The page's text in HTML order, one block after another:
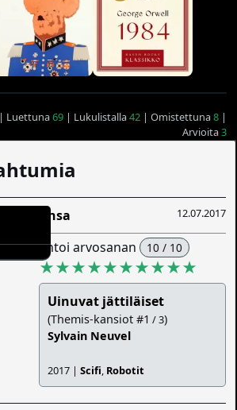
Luettuna69| Lukulistalla42| Omistettuna8|
Arvioita3
12.07.2017
Ansa
antoi arvosanan 10 / 10
★★★★★★★★★★
Uinuvat jättiläiset
(Themis-kansiot #1 / 3)
Sylvain Neuvel
2017 |Scifi, Robotit